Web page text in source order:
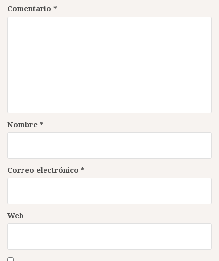
Comentario *
Nombre *
Correo electrónico *
Web